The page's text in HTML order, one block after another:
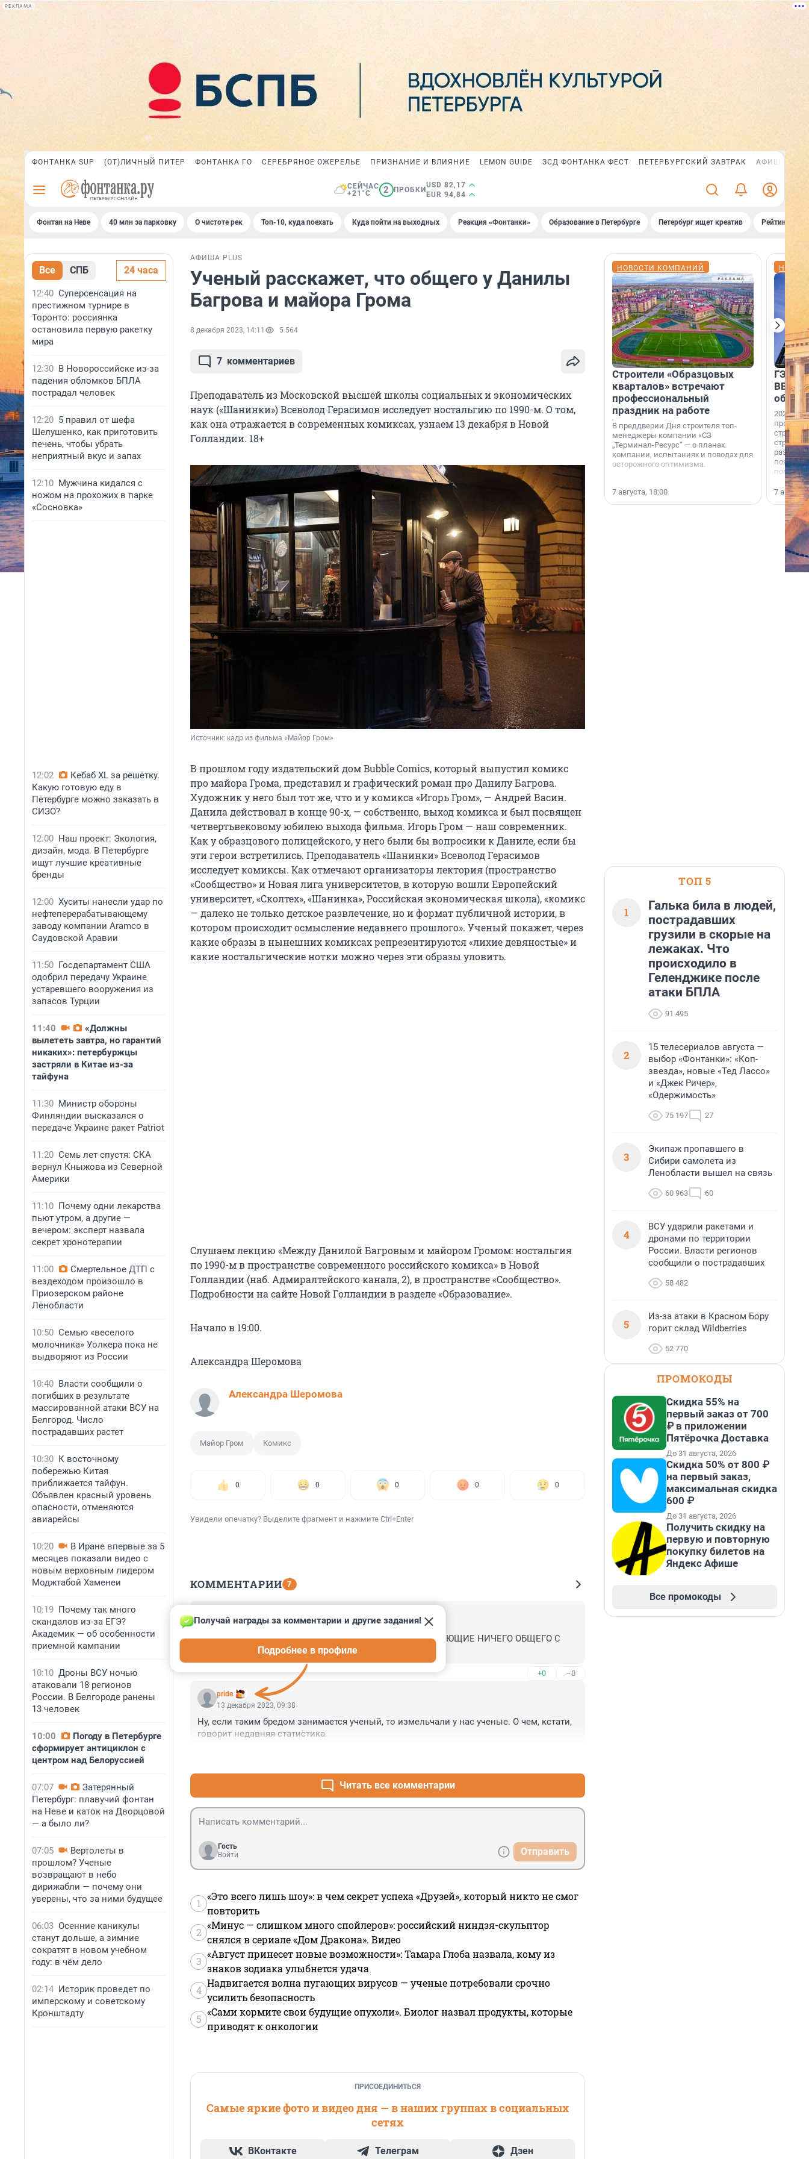
РЕКЛАМА
ФОНТАНКА SUP (ОТ)ЛИЧНЫЙ ПИТЕР ФОНТАНКА ГО СЕРЕБРЯНОЕ ОЖЕРЕЛЬЕ ПРИЗНАНИЕ И ВЛИЯНИЕ LEMON GUIDE ЗСД ФОНТАНКА ФЕСТ ПЕТЕРБУРГСКИЙ ЗАВТРАК АФИША PLUS
СЕЙЧАС
+21°C
2 ПРОБКИ
USD 82,17
EUR 94,84
Фонтан на Неве 40 млн за парковку О чистоте рек Топ-10, куда поехать Куда пойти на выходных Реакция «Фонтанки» Образование в Петербурге Петербург ищет креатив Рейтинги
Все СПБ 24 часа
12:40 Суперсенсация на
престижном турнире в
Торонто: россиянка
остановила первую ракетку
мира
12:30 В Новороссийске из-за
падения обломков БПЛА
пострадал человек
12:20 5 правил от шефа
Шелушенко, как приготовить
печень, чтобы убрать
неприятный вкус и запах
12:10 Мужчина кидался с
ножом на прохожих в парке
«Сосновка»
12:02
Кебаб XL за решетку.
Какую готовую еду в
Петербурге можно заказать в
СИЗО?
12:00 Наш проект: Экология,
дизайн, мода. В Петербурге
ищут лучшие креативные
бренды
12:00 Хуситы нанесли удар по
нефтеперерабатывающему
заводу компании Aramco в
Саудовской Аравии
11:50 Госдепартамент США
одобрил передачу Украине
устаревшего вооружения из
запасов Турции
11:40
«Должны
вылететь завтра, но гарантий
никаких»: петербуржцы
застряли в Китае из-за
тайфуна
11:30 Министр обороны
Финляндии высказался о
передаче Украине ракет Patriot
11:20 Семь лет спустя: СКА
вернул Кныжова из Северной
Америки
11:10 Почему одни лекарства
пьют утром, а другие —
вечером: эксперт назвала
секрет хронотерапии
11:00
Смертельное ДТП с
вездеходом произошло в
Приозерском районе
Ленобласти
10:50 Семью «веселого
молочника» Уолкера пока не
выдворяют из России
10:40 Власти сообщили о
погибших в результате
массированной атаки ВСУ на
Белгород. Число
пострадавших растет
10:30 К восточному
побережью Китая
приближается тайфун.
Объявлен красный уровень
опасности, отменяются
авиарейсы
10:20
В Иране впервые за 5
месяцев показали видео с
новым верховным лидером
Моджтабой Хаменеи
10:19 Почему так много
скандалов из-за ЕГЭ?
Академик — об особенности
приемной кампании
10:10 Дроны ВСУ ночью
атаковали 18 регионов
России. В Белгороде ранены
13 человек
10:00
Погоду в Петербурге
сформирует антициклон с
центром над Белоруссией
07:07
Затерянный
Петербург: плавучий фонтан
на Неве и каток на Дворцовой
— а было ли?
07:05
Вертолеты в
прошлом? Ученые
возвращают в небо
дирижабли — почему они
уверены, что за ними будущее
06:03 Осенние каникулы
станут дольше, а зимние
сократят в новом учебном
году: в чём дело
02:14 Историк проведет по
имперскому и советскому
Кронштадту
АФИША PLUS
Ученый расскажет, что общего у Данилы
Багрова и майора Грома
8 декабря 2023, 14:11 5 564
7 комментариев
Преподаватель из Московской высшей школы социальных и экономических
наук («Шанинки») Всеволод Герасимов исследует ностальгию по 1990-м. О том,
как она отражается в современных комиксах, узнаем 13 декабря в Новой
Голландии. 18+
Источник: кадр из фильма «Майор Гром»
В прошлом году издательский дом Bubble Comics, который выпустил комикс
про майора Грома, представил и графический роман про Данилу Багрова.
Художник у него был тот же, что и у комикса «Игорь Гром», — Андрей Васин.
Данила действовал в конце 90-х, — собственно, выход комикса и был посвящен
четвертьвековому юбилею выхода фильма. Игорь Гром — наш современник.
Как у образцового полицейского, у него были бы вопросики к Даниле, если бы
эти герои встретились. Преподаватель «Шанинки» Всеволод Герасимов
исследует комиксы. Как отмечают организаторы лектория (пространство
«Сообщество» и Новая лига университетов, в которую вошли Европейский
университет, «Сколтех», «Шанинка», Российская экономическая школа), «комикс
— далеко не только детское развлечение, но и формат публичной истории, в
котором происходит осмысление недавнего прошлого». Ученый покажет, через
какие образы в нынешних комиксах репрезентируются «лихие девяностые» и
какие ностальгические нотки можно через эти образы уловить.
Слушаем лекцию «Между Данилой Багровым и майором Громом: ностальгия
по 1990-м в пространстве современного российского комикса» в Новой
Голландии (наб. Адмиралтейского канала, 2), в пространстве «Сообщество».
Подробности на сайте Новой Голландии в разделе «Образование».
Начало в 19:00.
Александра Шеромова
Александра Шеромова
Майор Гром Комикс
0 0 0 0 0
Увидели опечатку? Выделите фрагмент и нажмите Ctrl+Enter
КОММЕНТАРИИ 7
13 декабря 2023, 11:49
ОБА ПЕРСОНАЖА ВЫМЫШЛЕННЫЕ,СКАЗОЧНЫЕ НЕ ИМЕЮЩИЕ НИЧЕГО ОБЩЕГО С
ЖИЗНЬЮ! ЭТО ОБЩЕЕ! КАК БАБА-ЯГА И Змей ГОРЫНЫЧ!
+0 –0
pride
Получай награды за комментарии и другие задания!
Подробнее в профиле
13 декабря 2023, 09:38
Ну, если таким бредом занимается ученый, то измельчали у нас ученые. О чем, кстати,
говорит недавняя статистика.
Читать все комментарии
Гость
Войти
Отправить
1
«Это всего лишь шоу»: в чем секрет успеха «Друзей», который никто не смог
повторить
2
«Минус — слишком много спойлеров»: российский ниндзя-скульптор
снялся в сериале «Дом Дракона». Видео
3
«Август принесет новые возможности»: Тамара Глоба назвала, кому из
знаков зодиака улыбнется удача
4
Надвигается волна пугающих вирусов — ученые потребовали срочно
усилить безопасность
5
«Сами кормите свои будущие опухоли». Биолог назвал продукты, которые
приводят к онкологии
ПРИСОЕДИНИТЬСЯ
Самые яркие фото и видео дня — в наших группах в социальных
сетях
ВКонтакте Телеграм Дзен
НОВОСТИ КОМПАНИЙ
Строители «Образцовых
кварталов» встречают
профессиональный
праздник на работе
В преддверии Дня строителя топ-
менеджеры компании «СЗ
„Терминал-Ресурс“ — о планах
компании, испытаниях и поводах для
осторожного оптимизма.
7 августа, 18:00
ГЭС,
ВВП: в
об
2026-й —
раз. В
7
ТОП 5
1
Галька била в людей,
пострадавших
грузили в скорые на
лежаках. Что
происходило в
Геленджике после
атаки БПЛА
91 495
2
15 телесериалов августа —
выбор «Фонтанки»: «Коп-
звезда», новые «Тед Лассо»
и «Джек Ричер»,
«Одержимость»
75 197 27
3
Экипаж пропавшего в
Сибири самолета из
Ленобласти вышел на связь
60 963 60
4
ВСУ ударили ракетами и
дронами по территории
России. Власти регионов
сообщили о пострадавших
58 482
5
Из-за атаки в Красном Бору
горит склад Wildberries
52 770
ПРОМОКОДЫ
Скидка 55% на
первый заказ от 700
₽ в приложении
Пятёрочка Доставка
До 31 августа, 2026
Скидка 50% от 800 ₽
на первый заказ,
максимальная скидка
600 ₽
До 31 августа, 2026
Получить скидку на
первую и повторную
покупку билетов на
Яндекс Афише
Все промокоды